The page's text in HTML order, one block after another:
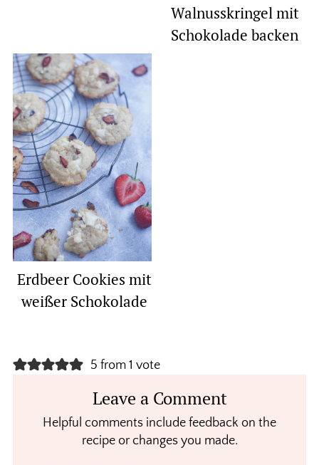
Walnusskringel mit
Schokolade backen
Erdbeer Cookies mit
weißer Schokolade
Reader
Interactions
5 from 1 vote
Leave a Comment
Helpful comments include feedback on the
recipe or changes you made.